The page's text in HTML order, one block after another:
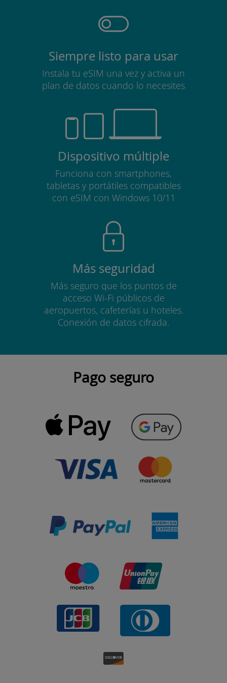
Siempre listo para usar
Instala tu eSIM una vez y activa un
plan de datos cuando lo necesites
Dispositivo múltiple
Funciona con smartphones,
tabletas y portátiles compatibles
con eSIM con Windows 10/11
Más seguridad
Más seguro que los puntos de
acceso Wi-Fi públicos de
aeropuertos, cafeterías u hoteles.
Conexión de datos cifrada.
Pago seguro